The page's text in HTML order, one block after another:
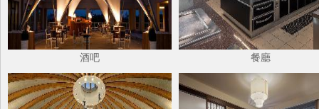
酒吧 餐廳